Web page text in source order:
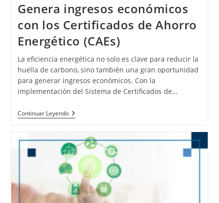
Genera ingresos económicos
con los Certificados de Ahorro
Energético (CAEs)
La eficiencia energética no solo es clave para reducir la
huella de carbono, sino también una gran oportunidad
para generar ingresos económicos. Con la
implementación del Sistema de Certificados de…
Continuar Leyendo